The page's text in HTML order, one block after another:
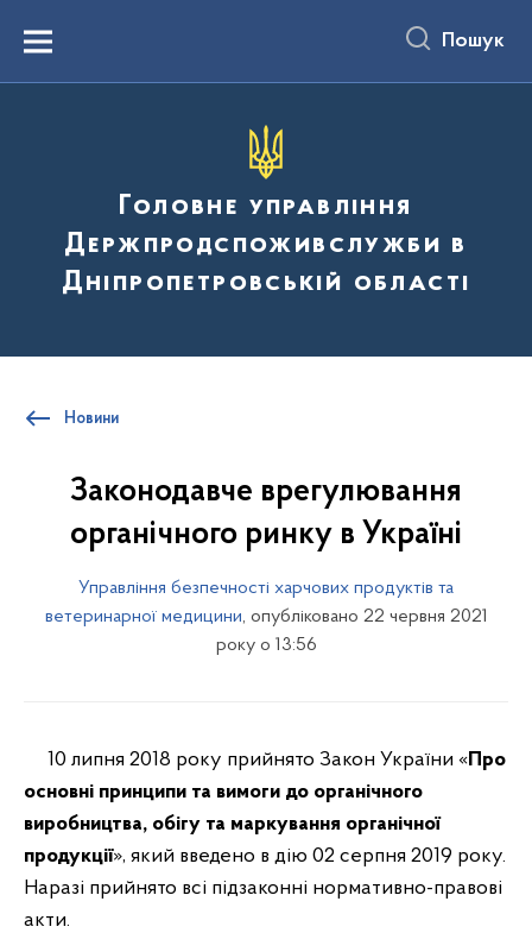
вмістуMenu Пошук
Головне управління
Держпродспоживслужби в
Дніпропетровській області
Новини
Законодавче врегулювання
органічного ринку в Україні
Управління безпечності харчових продуктів та
ветеринарної медицини, опубліковано 22 червня 2021
року о 13:56
10 липня 2018 року прийнято Закон України «Про
основні принципи та вимоги до органічного
виробництва, обігу та маркування органічної
продукції», який введено в дію 02 серпня 2019 року.
Наразі прийнято всі підзаконні нормативно-правові
акти.